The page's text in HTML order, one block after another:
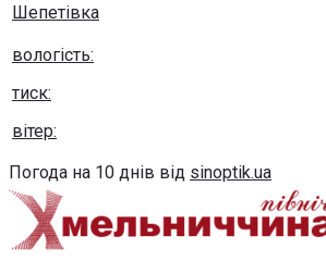
Шепетівка
вологість:
тиск:
вітер:
Погода на 10 днів від sinoptik.ua